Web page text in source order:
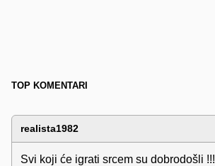
TOP KOMENTARI
realista1982
Svi koji će igrati srcem su dobrodošli !!!